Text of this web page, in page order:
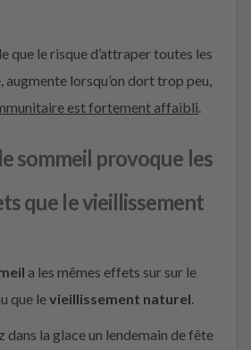
que le risque d’attraper toutes les
augmente lorsqu’on dort trop peu,
est fortement affaibli.
sommeil provoque les
que le vieillissement
a les mêmes effets sur sur le
que levieillissement naturel.
dans la glace un lendemain de fête